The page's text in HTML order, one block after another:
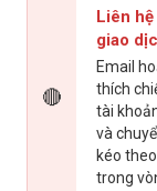
🔴
Liên
giao
Email
thích
tài
và
kéo
trong